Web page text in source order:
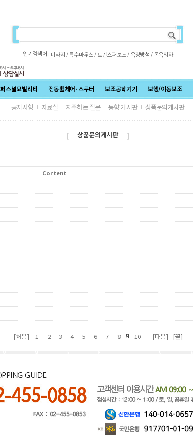
인기검색어 : 미라지 /특수마우스/트랜스퍼보드 /욕창방석 /목욕의자
퍼스널모빌리티 전동휠체어·스쿠터 보조공학기기 보행/이동보조
공지사항 자료실 자주하는 질문 동향 게시판 상품문의게시판
[ 상품문의게시판 ]
Content
[처음] 1 2 3 4 5 6 7 8 9 10 [다음] [끝]